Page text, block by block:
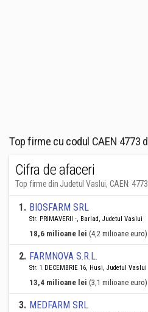
Top firme cu codul CAEN 4773
Cifra de afaceri
Top firme din Judetul Vaslui, CAEN:
1. BIOSFARM SRL
Str. PRIMAVERII -, Barlad, Judetul Vaslui
18,6 milioane lei (4,2 milioane euro)
2. FARMNOVA S.R.L.
Str. 1 DECEMBRIE 16, Husi, Judetul Vaslui
13,4 milioane lei (3,1 milioane euro)
3. MEDFARM SRL